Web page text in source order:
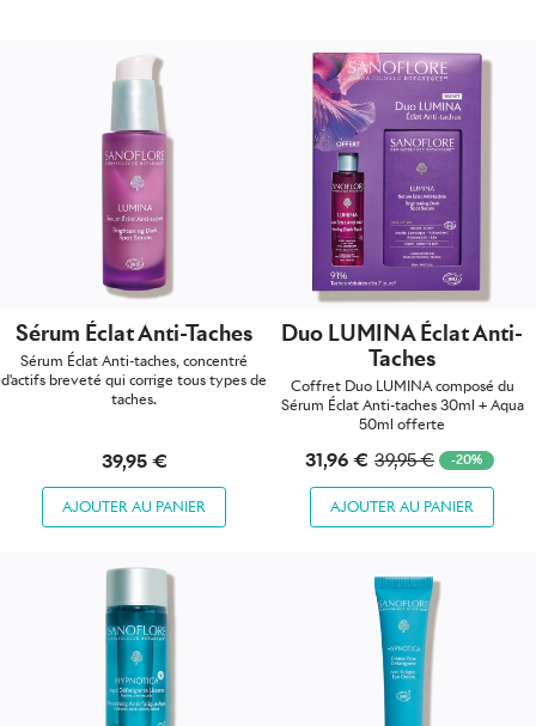
Sérum Éclat Anti-Taches
Sérum Éclat Anti-taches, concentré
d'actifs breveté qui corrige tous types de
taches.
39,95 €
AJOUTER AU PANIER
Duo LUMINA Éclat Anti-
Taches
Coffret Duo LUMINA composé du
Sérum Éclat Anti-taches 30ml + Aqua
50ml offerte
31,96 € 39,95 € -20%
AJOUTER AU PANIER